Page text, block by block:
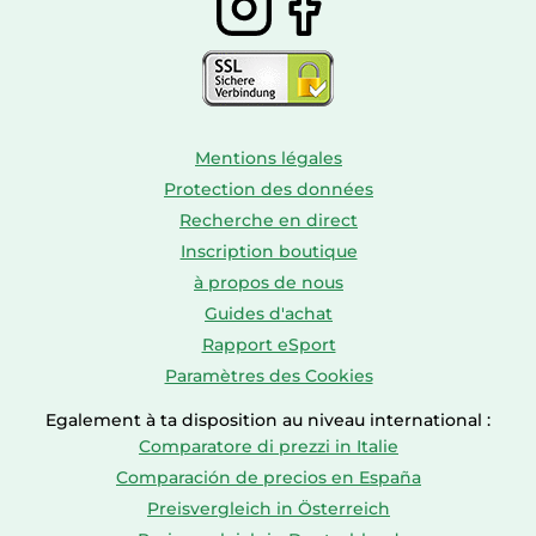
Mentions légales
Protection des données
Recherche en direct
Inscription boutique
à propos de nous
Guides d'achat
Rapport eSport
Paramètres des Cookies
Egalement à ta disposition au niveau international :
Comparatore di prezzi in Italie
Comparación de precios en España
Preisvergleich in Österreich